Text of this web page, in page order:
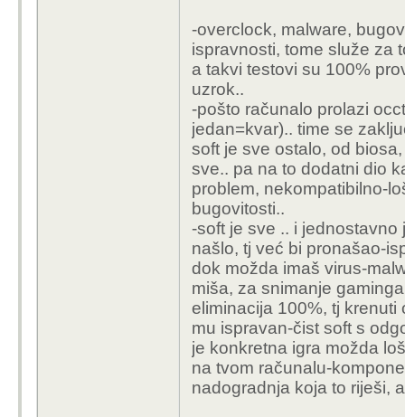
-overclock, malware,
ispravnosti, tome služe za
a takvi testovi su 100%
uzrok..
-pošto računalo prolazi
jedan=kvar).. time se
soft je sve ostalo, od
sve.. pa na to dodatni dio
problem, nekompatibilno-
bugovitosti..
-soft je sve .. i
našlo, tj već bi pronašao-
dok možda imaš virus-
miša, za snimanje
eliminacija 100%, tj krenuti
mu ispravan-čist soft s
je konkretna igra možda
na tvom računalu-
nadogradnja koja to riješi,